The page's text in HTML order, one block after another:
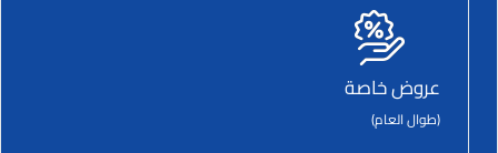
عروض خاصة
(طوال العام)